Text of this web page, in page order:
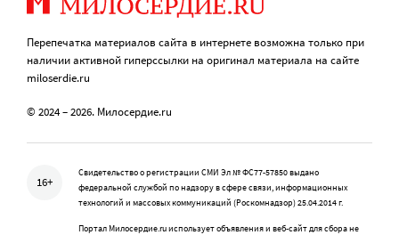
Перепечатка материалов сайта в интернете возможна только при
наличии активной гиперссылки на оригинал материала на сайте
miloserdie.ru
© 2024 – 2026. Милосердие.ru
16+
Свидетельство о регистрации СМИ Эл № ФС77-57850 выдано
федеральной службой по надзору в сфере связи, информационных
технологий и массовых коммуникаций (Роскомнадзор) 25.04.2014 г.
Портал Милосердие.ru использует объявления и веб-сайт для сбора не